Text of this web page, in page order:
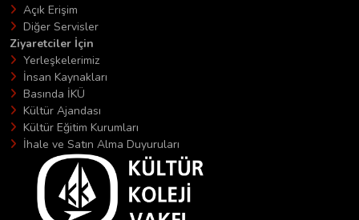
Açık Erişim
Diğer Servisler
Ziyaretciler İçin
Yerleşkelerimiz
İnsan Kaynakları
Basında İKÜ
Kültür Ajandası
Kültür Eğitim Kurumları
İhale ve Satın Alma Duyuruları